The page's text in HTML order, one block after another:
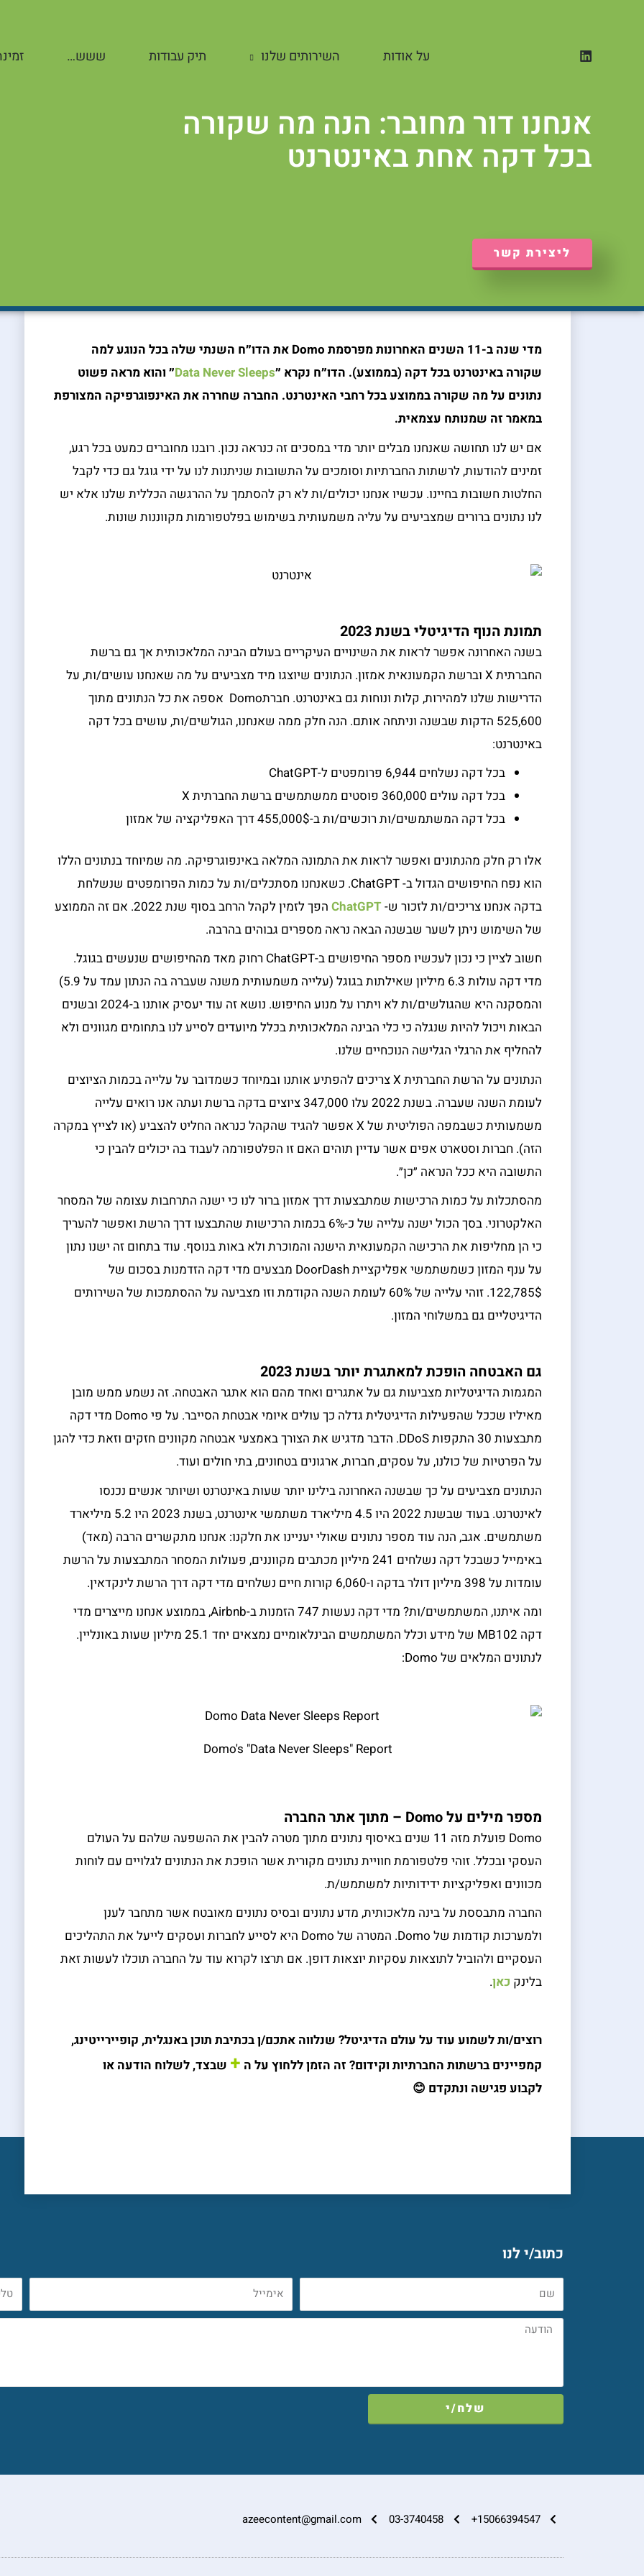
על אודות השירותים שלנו תיק עבודות ששש…
אנחנו דור מחובר: הנה מה שקורה
בכל דקה אחת באינטרנט
ליצירת קשר
מדי שנה ב-11 השנים האחרונות מפרסמת Domo את הדו״ח השנתי שלה בכל הנוגע למה
שקורה באינטרנט בכל דקה (בממוצע). הדו״ח נקרא ״Data Never Sleeps״ והוא מראה פשוט
נתונים על מה שקורה בממוצע בכל רחבי האינטרנט. החברה שחררה את האינפוגרפיקה המצורפת
במאמר זה שמנותח עצמאית.
אם יש לנו תחושה שאנחנו מבלים יותר מדי במסכים זה כנראה נכון. רובנו מחוברים כמעט בכל רגע,
זמינים להודעות, לרשתות החברתיות וסומכים על התשובות שניתנות לנו על ידי גוגל גם כדי לקבל
החלטות חשובות בחיינו. עכשיו אנחנו יכולים/ות לא רק להסתמך על ההרגשה הכללית שלנו אלא יש
לנו נתונים ברורים שמצביעים על עליה משמעותית בשימוש בפלטפורמות מקווננות שונות.
תמונת הנוף הדיגיטלי בשנת 2023
בשנה האחרונה אפשר לראות את השינויים העיקריים בעולם הבינה המלאכותית אך גם ברשת
החברתית X וברשת הקמעונאית אמזון. הנתונים שיוצגו מיד מצביעים על מה שאנחנו עושים/ות, על
הדרישות שלנו למהירות, קלות ונוחות גם באינטרנט. חברתDomo אספה את כל הנתונים מתוך
525,600 הדקות שבשנה וניתחה אותם. הנה חלק ממה שאנחנו, הגולשים/ות, עושים בכל דקה
באינטרנט:
בכל דקה נשלחים 6,944 פרומפטים ל-ChatGPT
בכל דקה עולים 360,000 פוסטים ממשתמשים ברשת החברתית X
בכל דקה המשתמשים/ות רוכשים/ות ב-455,000$ דרך האפליקציה של אמזון
אלו רק חלק מהנתונים ואפשר לראות את התמונה המלאה באינפוגרפיקה. מה שמיוחד בנתונים הללו
הוא נפח החיפושים הגדול ב- ChatGPT. כשאנחנו מסתכלים/ות על כמות הפרומפטים שנשלחת
בדקה אנחנו צריכים/ות לזכור ש-ChatGPT
הפך לזמין לקהל הרחב בסוף שנת 2022. אם זה הממוצע
של השימוש ניתן לשער שבשנה הבאה נראה מספרים גבוהים בהרבה.
חשוב לציין כי נכון לעכשיו מספר החיפושים ב-ChatGPT רחוק מאד מהחיפושים שנעשים בגוגל.
מדי דקה עולות 6.3 מיליון שאילתות בגוגל (עלייה משמעותית משנה שעברה בה הנתון עמד על 5.9)
והמסקנה היא שהגולשים/ות לא ויתרו על מנוע החיפוש. נושא זה עוד יעסיק אותנו ב-2024 ובשנים
הבאות ויכול להיות שנגלה כי כלי הבינה המלאכותית בכלל מיועדים לסייע לנו בתחומים מגוונים ולא
להחליף את הרגלי הגלישה הנוכחיים שלנו.
הנתונים על הרשת החברתית X צריכים להפתיע אותנו ובמיוחד כשמדובר על עלייה בכמות הציוצים
לעומת השנה שעברה. בשנת 2022 עלו 347,000 ציוצים בדקה ברשת ועתה אנו רואים עלייה
משמעותית כשבמפה הפוליטית של X אפשר להגיד שהקהל כנראה החליט להצביע (או לצייץ במקרה
הזה). חברות וסטארט אפים אשר עדיין תוהים האם זו הפלטפורמה לעבוד בה יכולים להבין כי
התשובה היא ככל הנראה ״כן״.
מהסתכלות על כמות הרכישות שמתבצעות דרך אמזון ברור לנו כי ישנה התרחבות עצומה של המסחר
האלקטרוני. בסך הכול ישנה עלייה של כ-6% בכמות הרכישות שהתבצעו דרך הרשת ואפשר להעריך
כי הן מחליפות את הרכישה הקמעונאית הישנה והמוכרת ולא באות בנוסף. עוד בתחום זה ישנו נתון
על ענף המזון כשמשתמשי אפליקציית DoorDash מבצעים מדי דקה הזדמנות בסכום של
122,785$. זוהי עלייה של 60% לעומת השנה הקודמת וזו מצביעה על ההסתמכות של השירותים
הדיגיטליים גם במשלוחי המזון.
גם האבטחה הופכת למאתגרת יותר בשנת 2023
המגמות הדיגיטליות מצביעות גם על אתגרים ואחד מהם הוא אתגר האבטחה. זה נשמע ממש מובן
מאיליו שככל שהפעילות הדיגיטלית גדלה כך עולים איומי אבטחת הסייבר. על פי Domo מדי דקה
מתבצעות 30 התקפות DDoS. הדבר מדגיש את הצורך באמצעי אבטחה מקוונים חזקים וזאת כדי להגן
על הפרטיות של כולנו, על עסקים, חברות, ארגונים בטחונים, בתי חולים ועוד.
הנתונים מצביעים על כך שבשנה האחרונה בילינו יותר שעות באינטרנט ושיותר אנשים נכנסו
לאינטרנט. בעוד שבשנת 2022 היו 4.5 מיליארד משתמשי אינטרנט, בשנת 2023 היו 5.2 מיליארד
משתמשים. אגב, הנה עוד מספר נתונים שאולי יעניינו את חלקנו: אנחנו מתקשרים הרבה (מאד)
באימייל כשבכל דקה נשלחים 241 מיליון מכתבים מקווננים, פעולות המסחר המתבצעות על הרשת
עומדות על 398 מיליון דולר בדקה ו-6,060 קורות חיים נשלחים מדי דקה דרך הרשת לינקדאין.
ומה איתנו, המשתמשים/ות? מדי דקה נעשות 747 הזמנות ב-Airbnb, בממוצע אנחנו מייצרים מדי
דקה MB102 של מידע וכלל המשתמשים הבינלאומיים נמצאים יחד 25.1 מיליון שעות באונליין.
לנתונים המלאים של Domo:
Domo's "Data Never Sleeps" Report
מספר מילים על Domo – מתוך אתר החברה
Domo פועלת מזה 11 שנים באיסוף נתונים מתוך מטרה להבין את ההשפעה שלהם על העולם
העסקי ובכלל. זוהי פלטפורמת חוויית נתונים מקורית אשר הופכת את הנתונים לגלויים עם לוחות
מכוונים ואפליקציות ידידותיות למשתמש/ת.
החברה מתבססת על בינה מלאכותית, מדע נתונים ובסיס נתונים מאובטח אשר מתחבר לענן
ולמערכות קודמות של Domo. המטרה של Domo היא לסייע לחברות ועסקים לייעל את התהליכים
העסקיים ולהוביל לתוצאות עסקיות יוצאות דופן. אם תרצו לקרוא עוד על החברה תוכלו לעשות זאת
בלינק כאן.
רוצים/ות לשמוע עוד על עולם הדיגיטל? שנלווה אתכם/ן בכתיבת תוכן באנגלית, קופיירייטינג,
קמפיינים ברשתות החברתיות וקידום? זה הזמן ללחוץ על ה + שבצד, לשלוח הודעה או
לקבוע פגישה ונתקדם 😊
כתוב/י לנו
שם אימייל
הודעה
שלח/י
15066394547+
03-3740458
azeecontent@gmail.com